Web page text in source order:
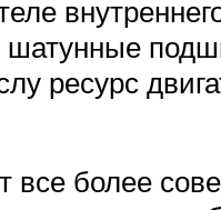
ресурс
все более